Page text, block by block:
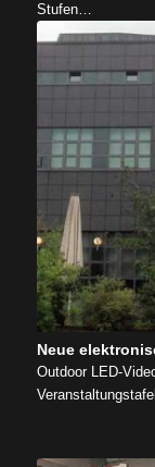
Stufen…
Neue
Outdoor LED-